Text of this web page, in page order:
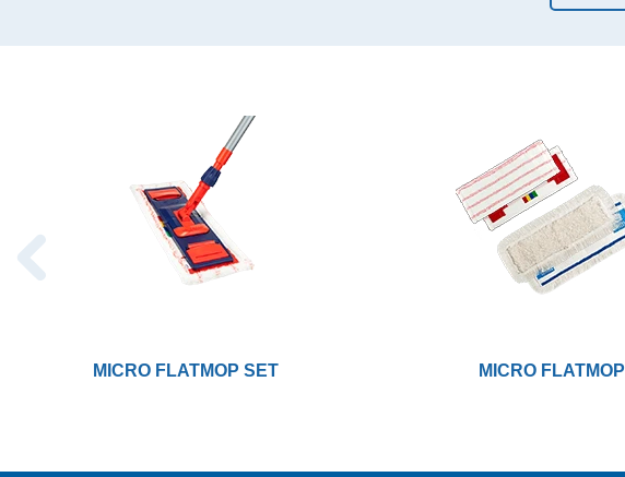
MICRO FLATMOP SET MICRO FLATMOP